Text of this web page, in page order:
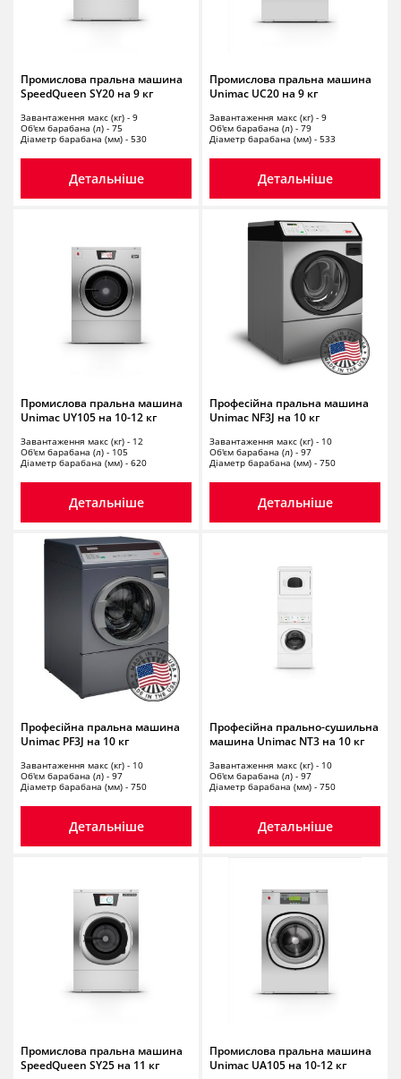
Промислова пральна машина
SpeedQueen SY20 на 9 кг
Завантаження макс (кг) - 9
Об'єм барабана (л) - 75
Діаметр барабана (мм) - 530
Детальніше
Промислова пральна машина
Unimac UC20 на 9 кг
Завантаження макс (кг) - 9
Об'єм барабана (л) - 79
Діаметр барабана (мм) - 533
Детальніше
Промислова пральна машина
Unimac UY105 на 10-12 кг
Завантаження макс (кг) - 12
Об'єм барабана (л) - 105
Діаметр барабана (мм) - 620
Детальніше
Професійна пральна машина
Unimac NF3J на 10 кг
Завантаження макс (кг) - 10
Об'єм барабана (л) - 97
Діаметр барабана (мм) - 750
Детальніше
Професійна пральна машина
Unimac PF3J на 10 кг
Завантаження макс (кг) - 10
Об'єм барабана (л) - 97
Діаметр барабана (мм) - 750
Детальніше
Професійна прально-сушильна
машина Unimac NT3 на 10 кг
Завантаження макс (кг) - 10
Об'єм барабана (л) - 97
Діаметр барабана (мм) - 750
Детальніше
Промислова пральна машина
SpeedQueen SY25 на 11 кг
Промислова пральна машина
Unimac UA105 на 10-12 кг